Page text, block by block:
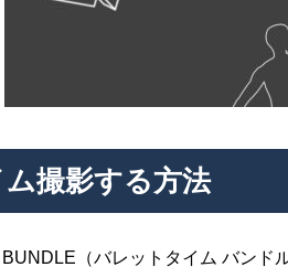
撮影する方法
BUNDLE（バレットタイム バン